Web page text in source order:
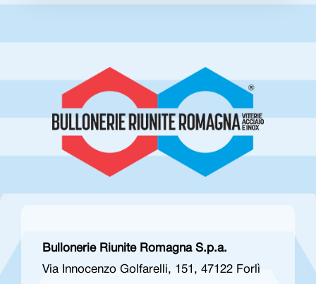
Bullonerie Riunite Romagna S.p.a.
Via Innocenzo Golfarelli, 151, 47122 Forlì